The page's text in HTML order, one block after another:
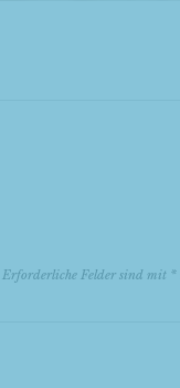
Erforderliche Felder sind mit *